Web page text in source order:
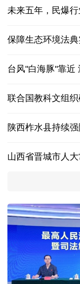
未来五年，民爆
保障生态环境法
台风"白海豚"靠
联合国教科文组
陕西柞水县持续
山西省晋城市人
中国多地出台带
入境游火热 前7
我国自阿根廷进
上半年我国黄金